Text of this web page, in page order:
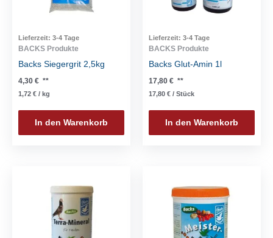
Lieferzeit: 3-4 Tage
BACKS Produkte
Backs Siegergrit 2,5kg
4,30 € **
1,72 € / kg
In den Warenkorb
Lieferzeit: 3-4 Tage
BACKS Produkte
Backs Glut-Amin 1l
17,80 € **
17,80 € / Stück
In den Warenkorb